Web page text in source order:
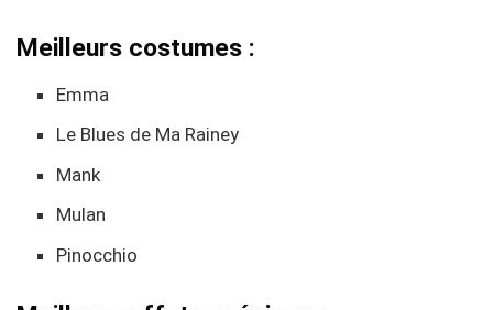
Meilleurs costumes :
Emma
Le Blues de Ma Rainey
Mank
Mulan
Pinocchio